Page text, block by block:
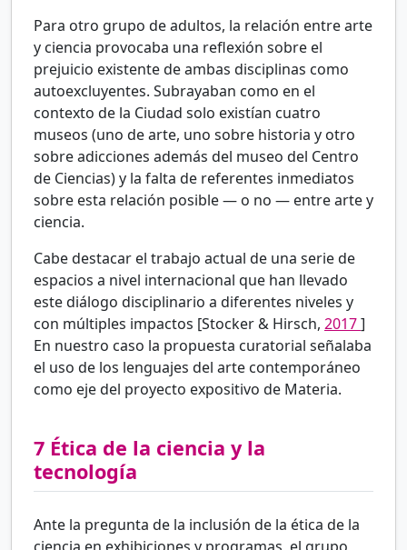
Para otro grupo de adultos, la relación entre arte
y ciencia provocaba una reflexión sobre el
prejuicio existente de ambas disciplinas como
autoexcluyentes. Subrayaban como en el
contexto de la Ciudad solo existían cuatro
museos (uno de arte, uno sobre historia y otro
sobre adicciones además del museo del Centro
de Ciencias) y la falta de referentes inmediatos
sobre esta relación posible — o no — entre arte y
ciencia.
Cabe destacar el trabajo actual de una serie de
espacios a nivel internacional que han llevado
este diálogo disciplinario a diferentes niveles y
con múltiples impactos [Stocker & Hirsch, 2017]
En nuestro caso la propuesta curatorial señalaba
el uso de los lenguajes del arte contemporáneo
como eje del proyecto expositivo de Materia.
7 Ética de la ciencia y la
tecnología
Ante la pregunta de la inclusión de la ética de la